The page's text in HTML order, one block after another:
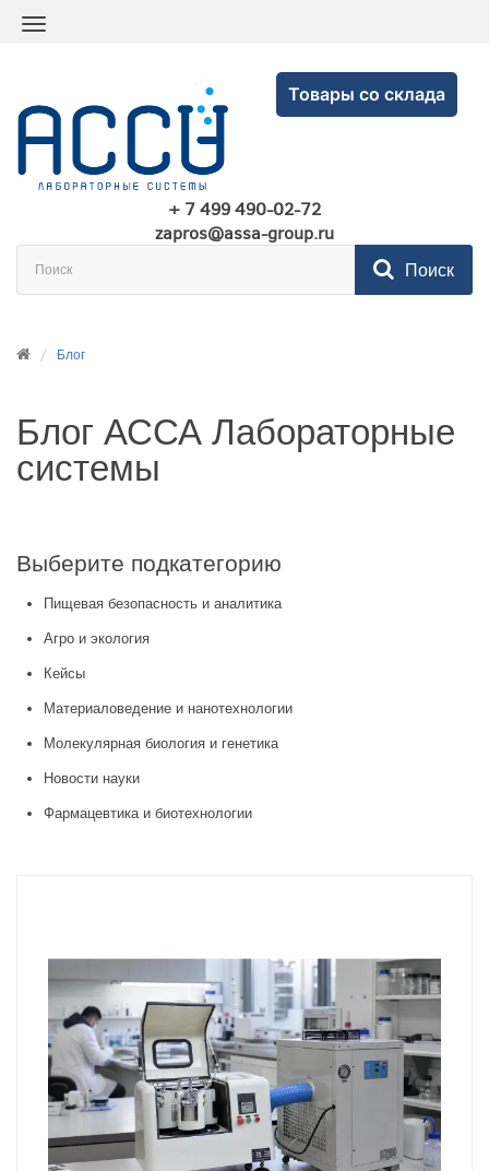
Товары со склада
+ 7 499 490-02-72
zapros@assa-group.ru
Поиск
Блог
Блог АССА Лабораторные
системы
Выберите подкатегорию
Пищевая безопасность и аналитика
Агро и экология
Кейсы
Материаловедение и нанотехнологии
Молекулярная биология и генетика
Новости науки
Фармацевтика и биотехнологии